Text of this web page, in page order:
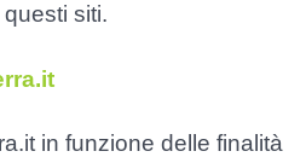
siti.
in funzione delle finalità